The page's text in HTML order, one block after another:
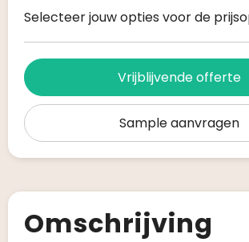
Selecteer jouw opties voor de
Vrijblijvende offerte
Sample aanvragen
Omschrijving